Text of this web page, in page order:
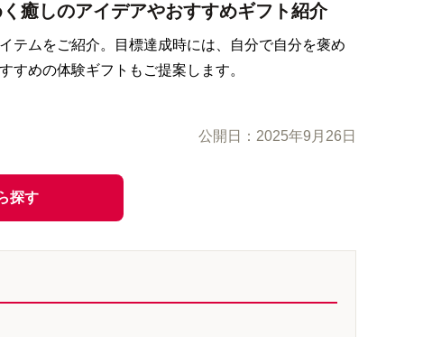
癒しのアイデアやおすすめギフト紹介
テムをご紹介。目標達成時には、自分で自分を褒め
すめの体験ギフトもご提案します。
公開日： 2025年9月26日
探す